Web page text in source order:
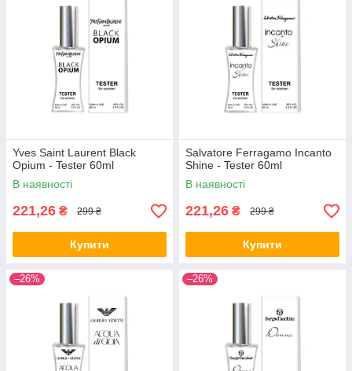
Yves Saint Laurent Black
Opium - Tester 60ml
В наявності
221,26 ₴ 299 ₴
Купити
Salvatore Ferragamo Incanto
Shine - Tester 60ml
В наявності
221,26 ₴ 299 ₴
Купити
–26% –26%